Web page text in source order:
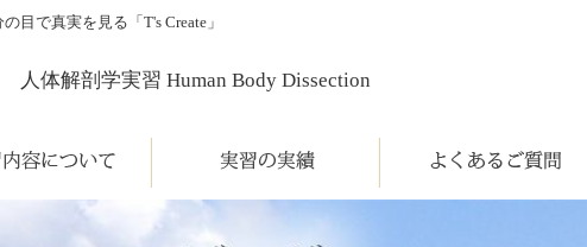
目で真実を見る「T's Create」
人体解剖学実習 Human Body Dissection